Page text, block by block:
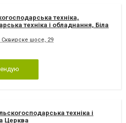
техніка,
техніка і обладнання, Біла
Сквирске шосе, 29
техніка і
Церква